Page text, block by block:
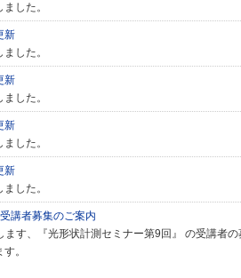
した。
新
した。
新
した。
新
した。
新
した。
講者募集のご案内
す、『光形状計測セミナー第9回』 の受講者の
。